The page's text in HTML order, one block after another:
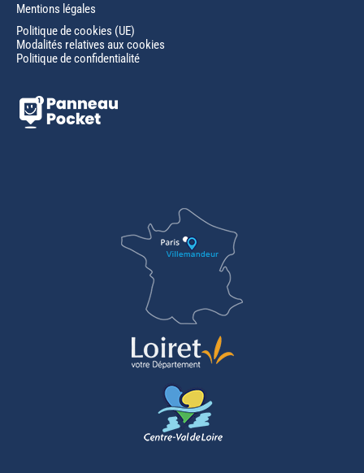
Mentions légales
Politique de cookies (UE)
Modalités relatives aux cookies
Politique de confidentialité